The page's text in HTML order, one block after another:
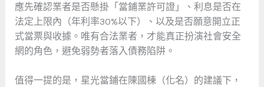
應先確認業者是否懸掛「當鋪業許可證」、利息是否在
法定上限內（年利率30%以下）、以及是否願意開立正
式當票與收據。唯有合法業者，才能真正扮演社會安全
網的角色，避免弱勢者落入債務陷阱。
值得一提的是，星光當鋪在陳國棟（化名）的建議下，